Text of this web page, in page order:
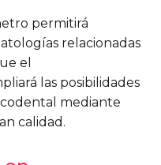
permitirá
relacionadas
el
las posibilidades
mediante
calidad.